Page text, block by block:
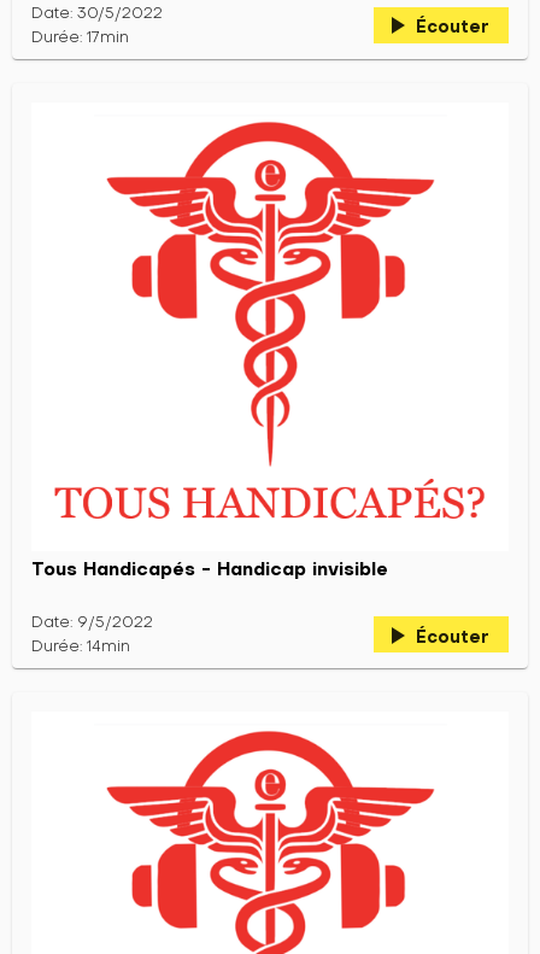
Date: 30/5/2022
Durée: 17min
play_arrow Écouter
Tous Handicapés - Handicap invisible
Date: 9/5/2022
Durée: 14min
play_arrow Écouter